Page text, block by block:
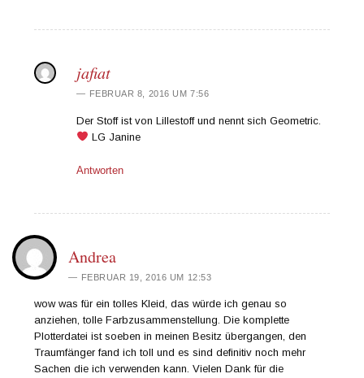
jafiat
FEBRUAR 8, 2016 UM 7:56
Der Stoff ist von Lillestoff und nennt sich Geometric.
LG Janine
Antworten
Andrea
FEBRUAR 19, 2016 UM 12:53
wow was für ein tolles Kleid, das würde ich genau so
anziehen, tolle Farbzusammenstellung. Die komplette
Plotterdatei ist soeben in meinen Besitz übergangen, den
Traumfänger fand ich toll und es sind definitiv noch mehr
Sachen die ich verwenden kann. Vielen Dank für die